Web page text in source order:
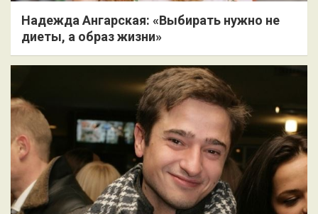
Надежда Ангарская: «Выбирать нужно не
диеты, а образ жизни»